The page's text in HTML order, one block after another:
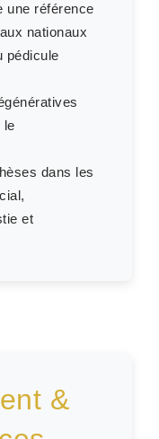
une référence
nationaux
pédicule
le
dans les
et
&